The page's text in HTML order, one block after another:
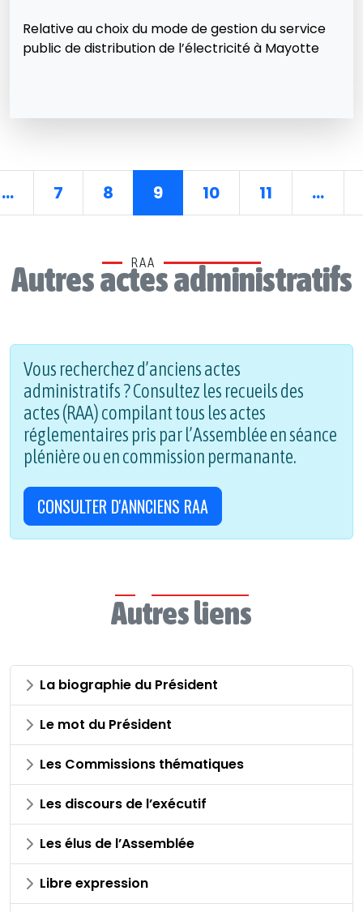
Relative au choix du mode de gestion du service
public de distribution de l’électricité à Mayotte
... 7 8 9 10 11 ...
RAA
Autres actes administratifs
Vous recherchez d’anciens actes
administratifs ? Consultez les recueils des
actes (RAA) compilant tous les actes
réglementaires pris par l’Assemblée en séance
plénière ou en commission permanante.
CONSULTER D'ANNCIENS RAA
Autres liens
La biographie du Président
Le mot du Président
Les Commissions thématiques
Les discours de l’exécutif
Les élus de l’Assemblée
Libre expression